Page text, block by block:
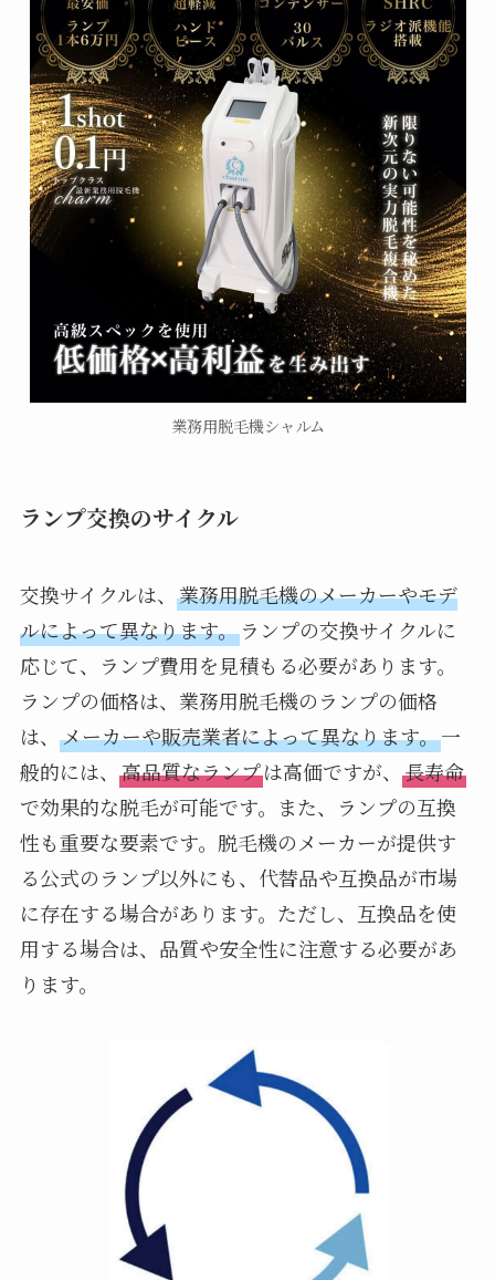
業務用脱毛機シャルム
ランプ交換のサイクル
交換サイクルは、 業務用脱毛機のメーカーやモデ
ルによって異なります。ランプの交換サイクルに
応じて、ランプ費用を見積もる必要があります。
ランプの価格は、業務用脱毛機のランプの価格
は、 メーカーや販売業者によって異なります。一
般的には、 高品質なランプは高価ですが、 長寿命
で効果的な脱毛が可能です。また、ランプの互換
性も重要な要素です。脱毛機のメーカーが提供す
る公式のランプ以外にも、代替品や互換品が市場
に存在する場合があります。ただし、互換品を使
用する場合は、品質や安全性に注意する必要があ
ります。